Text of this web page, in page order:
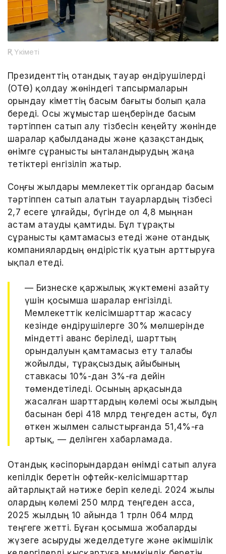
ҚР Үкіметі
Президенттің отандық тауар өндірушілерді
(ОТӨ) қолдау жөніндегі тапсырмаларын
орындау Үкіметтің басым бағыты болып қала
береді. Осы жұмыстар шеңберінде басым
тәртіппен сатып алу тізбесін кеңейту жөнінде
шаралар қабылданады және қазақстандық
өнімге сұранысты ынталандырудың жаңа
тетіктері енгізіліп жатыр.
Соңғы жылдары мемлекеттік органдар басым
тәртіппен сатып алатын тауарлардың тізбесі
2,7 есеге ұлғайды, бүгінде ол 4,8 мыңнан
астам атауды қамтиды. Бұл тұрақты
сұранысты қамтамасыз етеді және отандық
компаниялардың өндірістік қуатын арттыруға
ықпал етеді.
— Бизнеске қаржылық жүктемені азайту
үшін қосымша шаралар енгізілді.
Мемлекеттік келісімшарттар жасасу
кезінде өндірушілерге 30% мөлшерінде
міндетті аванс беріледі, шарттың
орындалуын қамтамасыз ету талабы
жойылды, тұрақсыздық айыбының
ставкасы 10%-дан 3%-ға дейін
төмендетіледі. Осының арқасында
жасалған шарттардың көлемі осы жылдың
басынан бері 418 млрд теңгеден асты, бұл
өткен жылмен салыстырғанда 51,4%-ға
артық, — делінген хабарламада.
Отандық кәсіпорындардан өнімді сатып алуға
кепілдік беретін офтейк-келісімшарттар
айтарлықтай нәтиже беріп келеді. 2024 жылы
олардың көлемі 250 млрд теңгеден асса,
2025 жылдың 10 айында 1 трлн 064 млрд
теңгеге жетті. Бұған қосымша жобаларды
жүзеге асыруды жеделдетуге және әкімшілік